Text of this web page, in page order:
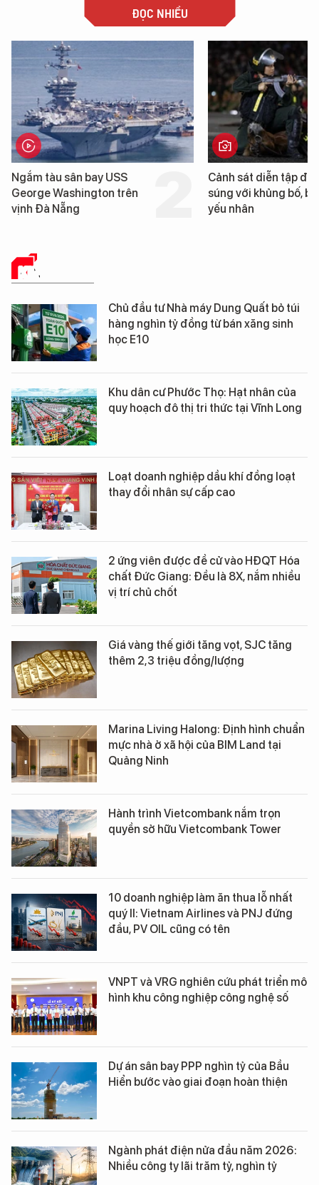
ĐỌC NHIỀU
Cảnh sát diễn tập đấu
súng với khủng bố, bảo vệ
yếu nhân
Hình ảnh đầu tiên về
tàu sân bay USS
Washington vừa đến
KINH TẾ SỐ
Chủ đầu tư Nhà máy Dung Quất bỏ túi
hàng nghìn tỷ đồng từ bán xăng sinh
học E10
Khu dân cư Phước Thọ: Hạt nhân của
quy hoạch đô thị tri thức tại Vĩnh Long
Loạt doanh nghiệp dầu khí đồng loạt
thay đổi nhân sự cấp cao
2 ứng viên được đề cử vào HĐQT Hóa
chất Đức Giang: Đều là 8X, nắm nhiều
vị trí chủ chốt
Giá vàng thế giới tăng vọt, SJC tăng
thêm 2,3 triệu đồng/lượng
Marina Living Halong: Định hình chuẩn
mực nhà ở xã hội của BIM Land tại
Quảng Ninh
Hành trình Vietcombank nắm trọn
quyền sở hữu Vietcombank Tower
10 doanh nghiệp làm ăn thua lỗ nhất
quý II: Vietnam Airlines và PNJ đứng
đầu, PV OIL cũng có tên
VNPT và VRG nghiên cứu phát triển mô
hình khu công nghiệp công nghệ số
Dự án sân bay PPP nghìn tỷ của Bầu
Hiển bước vào giai đoạn hoàn thiện
Ngành phát điện nửa đầu năm 2026:
Nhiều công ty lãi trăm tỷ, nghìn tỷ